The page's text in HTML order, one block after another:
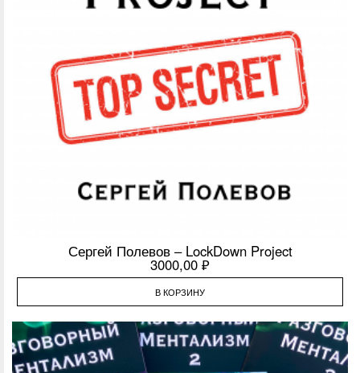
Сергей Полевов – LockDown Project
3000,00 ₽
В КОРЗИНУ